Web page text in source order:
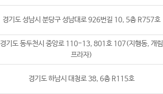
경기도 성남시 분당구 성남대로 926번길 10, 5층 R757호
경기도 동두천시 중앙로 110-13, 801호 107(지행동, 개림
프라자)
경기도 하남시 대청로 38, 6층 R115호